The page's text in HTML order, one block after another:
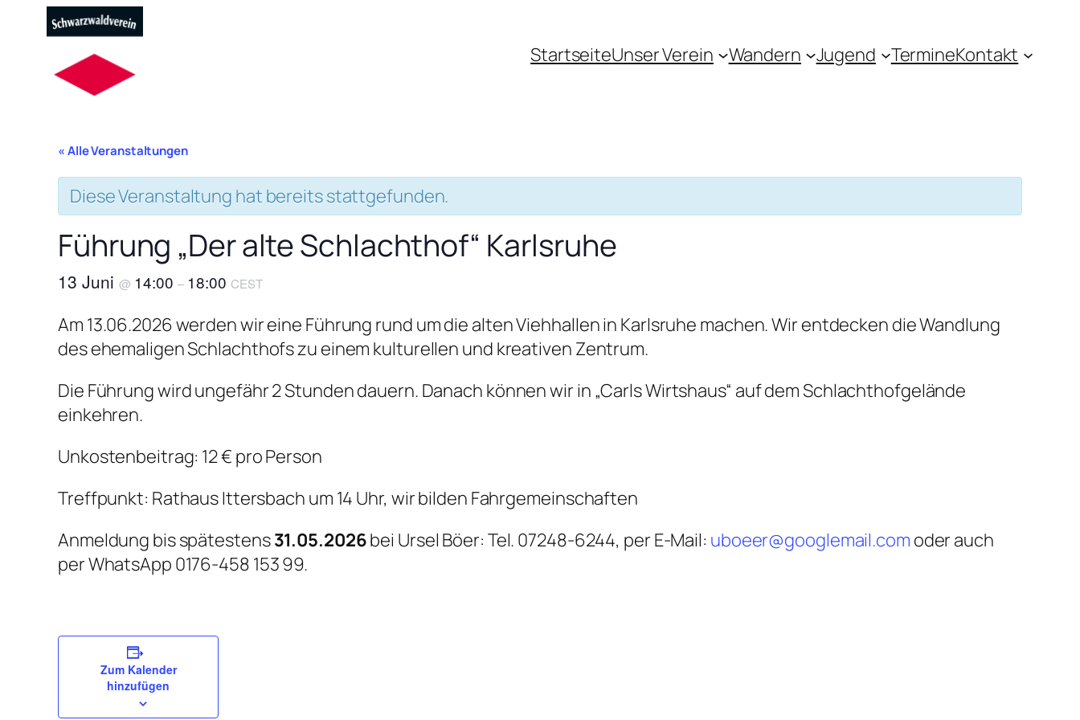
StartseiteUnser Verein Wandern Jugend TermineKontakt
« Alle Veranstaltungen
Diese Veranstaltung hat bereits stattgefunden.
Führung „Der alte Schlachthof“ Karlsruhe
13 Juni @ 14:00 – 18:00 CEST
Am 13.06.2026 werden wir eine Führung rund um die alten Viehhallen in Karlsruhe machen. Wir entdecken die Wandlung
des ehemaligen Schlachthofs zu einem kulturellen und kreativen Zentrum.
Die Führung wird ungefähr 2 Stunden dauern. Danach können wir in „Carls Wirtshaus“ auf dem Schlachthofgelände
einkehren.
Unkostenbeitrag: 12 € pro Person
Treffpunkt: Rathaus Ittersbach um 14 Uhr, wir bilden Fahrgemeinschaften
Anmeldung bis spätestens31.05.2026bei Ursel Böer: Tel. 07248-6244, per E-Mail: uboeer@googlemail.com oder auch
per WhatsApp 0176-458 153 99.
Zum Kalender
hinzufügen